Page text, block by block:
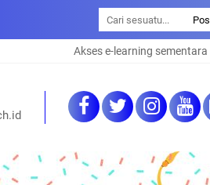
Akses e-learning sementara